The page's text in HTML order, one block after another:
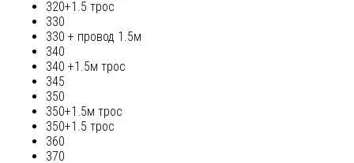
320+1.5 трос
330
330 + провод 1.5м
340
340 +1.5м трос
345
350
350+1.5м трос
350+1.5 трос
360
370